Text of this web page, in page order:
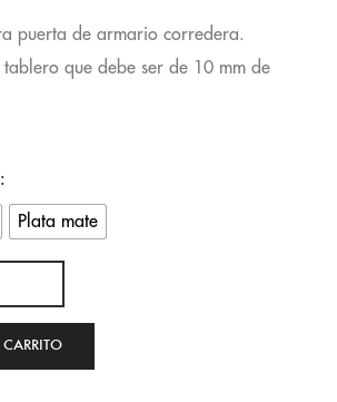
puerta de armario corredera.
que debe ser de 10 mm de
Plata mate